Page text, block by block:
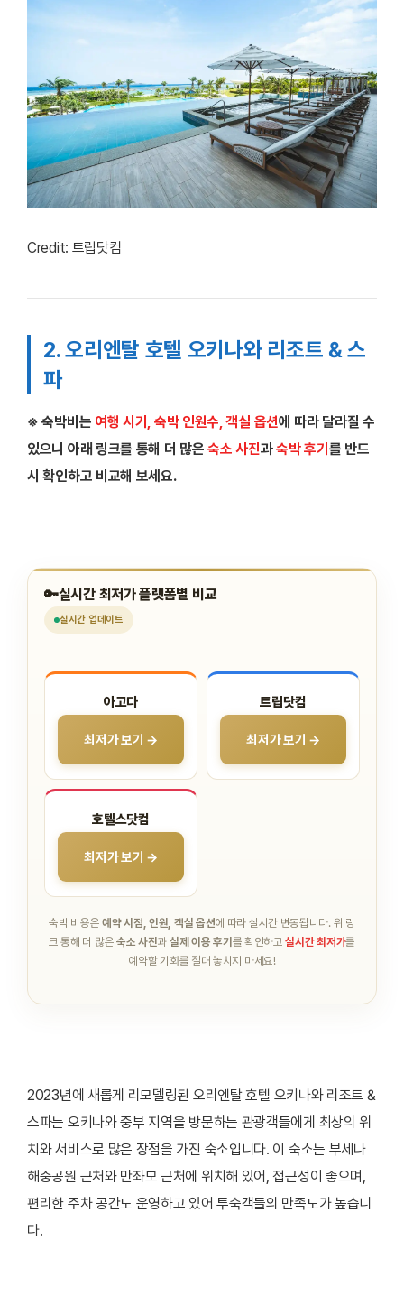
Credit: 트립닷컴
2. 오리엔탈 호텔 오키나와 리조트 & 스
파
※ 숙박비는 여행 시기, 숙박 인원수, 객실 옵션에 따라 달라질 수
있으니 아래 링크를 통해 더 많은 숙소 사진과숙박 후기 를 반드
시 확인하고 비교해 보세요.
🔑실시간 최저가 플랫폼별 비교
실시간 업데이트
아고다
최저가 보기 →
트립닷컴
최저가 보기 →
호텔스닷컴
최저가 보기 →
숙박 비용은예약 시점, 인원, 객실 옵션에 따라 실시간 변동됩니다.위 링
크 통해 더 많은 숙소 사진과 실제 이용 후기 를 확인하고실시간 최저가를
예약할 기회를 절대 놓치지 마세요!
2023년에 새롭게 리모델링된 오리엔탈 호텔 오키나와 리조트 &
스파는 오키나와 중부 지역을 방문하는 관광객들에게 최상의 위
치와 서비스로 많은 장점을 가진 숙소입니다. 이 숙소는 부세나
해중공원 근처와 만좌모 근처에 위치해 있어, 접근성이 좋으며,
편리한 주차 공간도 운영하고 있어 투숙객들의 만족도가 높습니
다.